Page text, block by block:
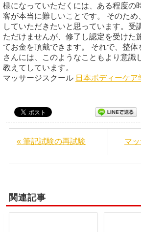
様になっていただくには、ある程度の
客が本当に難しいことです。 そのため
していただきたいと思っています。受
ただけませんが、修了し認定を受けた
てお金を頂戴できます。 それで、整
さんには、このようなこともより意識
教えてしています。
マッサージスクール 日本ボディーケア
« 筆記試験の再試験
マ
関連記事